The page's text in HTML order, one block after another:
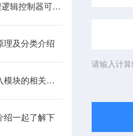
1756-L85E可编程逻辑控制器可满足多行业自动化精准控制需求
理及分类介绍
关于数字直流输入模块的相关介绍
绍一起了解下
请输入计